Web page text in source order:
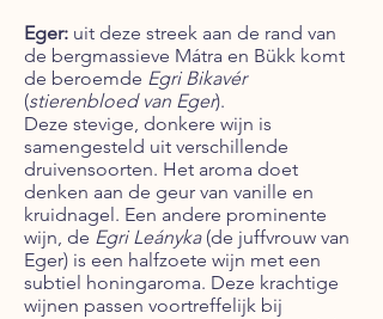
Eger: uit deze streek aan de rand van
de bergmassieve Mátra en Bükk komt
de beroemde Egri Bikavér
(stierenbloed van Eger).
Deze stevige, donkere wijn is
samengesteld uit verschillende
druivensoorten. Het aroma doet
denken aan de geur van vanille en
kruidnagel. Een andere prominente
wijn, de Egri Leányka(de juffvrouw van
Eger) is een halfzoete wijn met een
subtiel honingaroma. Deze krachtige
wijnen passen voortreffelijk bij